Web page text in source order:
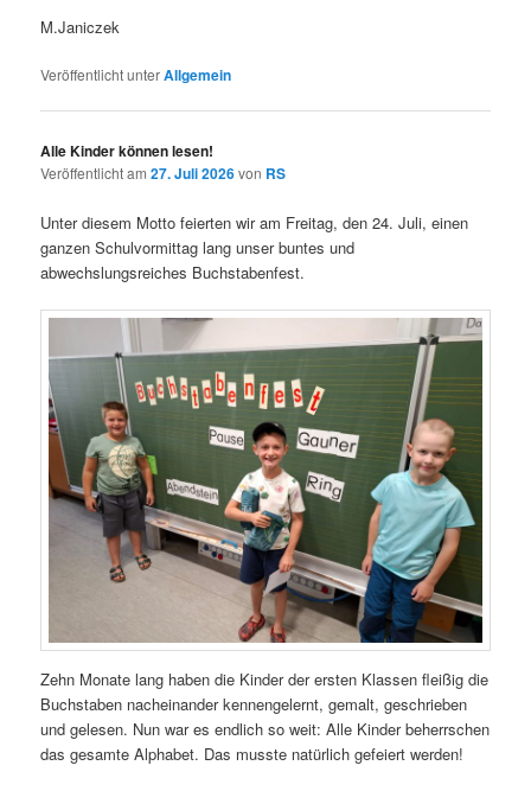
M.Janiczek
Veröffentlicht unterAllgemein
Alle Kinder können lesen!
Veröffentlicht am27. Juli 2026von RS
Unter diesem Motto feierten wir am Freitag, den 24. Juli, einen
ganzen Schulvormittag lang unser buntes und
abwechslungsreiches Buchstabenfest.
Zehn Monate lang haben die Kinder der ersten Klassen fleißig die
Buchstaben nacheinander kennengelernt, gemalt, geschrieben
und gelesen. Nun war es endlich so weit: Alle Kinder beherrschen
das gesamte Alphabet. Das musste natürlich gefeiert werden!